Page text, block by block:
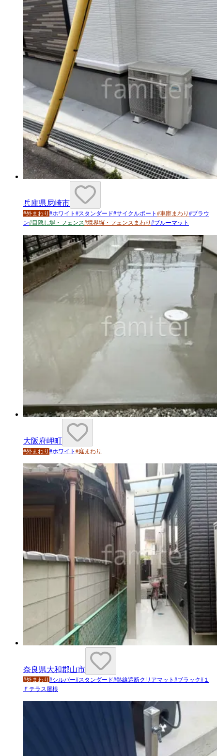
兵庫県尼崎市
#外まわり #ホワイト #スタンダード#サイクルポート #車庫まわり #ブラウ
ン#目隠し塀・フェンス#境界塀・フェンスまわり #ブルーマット
大阪府岬町
#外まわり #ホワイト #庭まわり
奈良県大和郡山市
#外まわり #シルバー#スタンダード#熱線遮断クリアマット #ブラック# １
Ｆテラス屋根